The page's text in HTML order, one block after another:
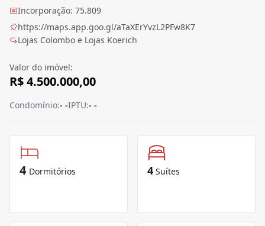
Incorporação: 75.809
https://maps.app.goo.gl/aTaXErYvzL2PFw8K7
Lojas Colombo e Lojas Koerich
Valor do imóvel:
R$ 4.500.000,00
Condomínio:- -IPTU:- -
4 Dormitórios 4 Suítes